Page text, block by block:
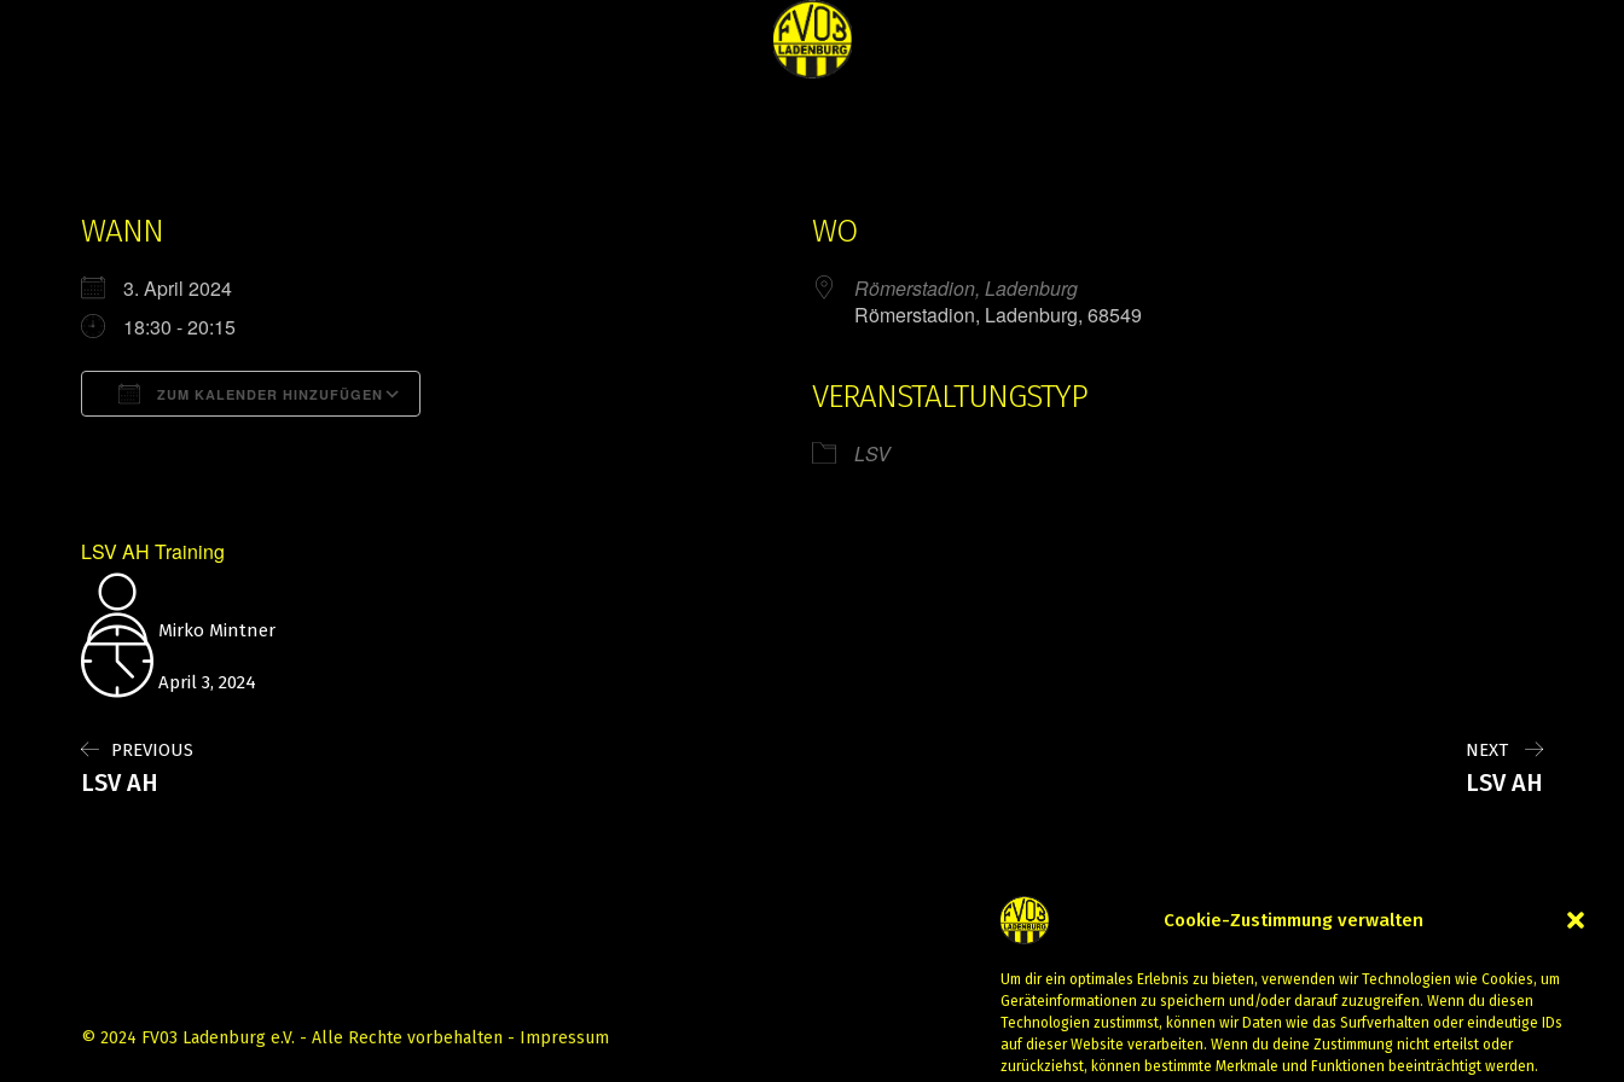
Cookie-Zustimmung verwalten
Um dir ein optimales Erlebnis zu bieten, verwenden wir Technologien wie Cookies, um
Geräteinformationen zu speichern und/oder darauf zuzugreifen. Wenn du diesen
Technologien zustimmst, können wir Daten wie das Surfverhalten oder eindeutige IDs
auf dieser Website verarbeiten. Wenn du deine Zustimmung nicht erteilst oder
zurückziehst, können bestimmte Merkmale und Funktionen beeinträchtigt werden.
WANN
3. April 2024
18:30 - 20:15
ZUM KALENDER HINZUFÜGEN
iCalendar
WO
Römerstadion, Ladenburg
Römerstadion, Ladenburg, 68549
VERANSTALTUNGSTYP
LSV
LSV AH Training
Mirko Mintner
April 3, 2024
PREVIOUS
LSV AH
NEXT
LSV AH
© 2024 FV03 Ladenburg e.V. - Alle Rechte vorbehalten - Impressum